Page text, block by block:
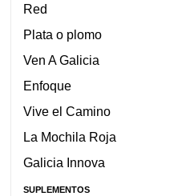
Red
Plata o plomo
Ven A Galicia
Enfoque
Vive el Camino
La Mochila Roja
Galicia Innova
SUPLEMENTOS